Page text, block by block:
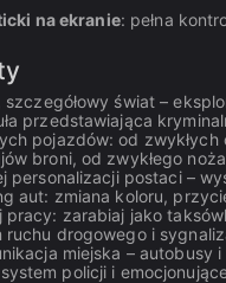
na ekranie: pełna
szczegółowy świat –
przedstawiająca
pojazdów: od
broni, od zwykłego
personalizacji postaci –
aut: zmiana koloru,
pracy: zarabiaj jako
ruchu drogowego i
miejska – autobusy
policji i